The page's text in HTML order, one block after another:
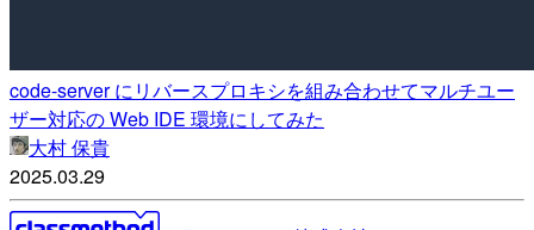
code-server にリバースプロキシを組み合わせてマルチユー
ザー対応の Web IDE 環境にしてみた
大村 保貴
2025.03.29